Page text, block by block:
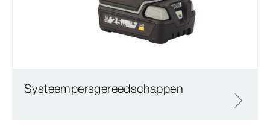
Systeempersgereedschappen